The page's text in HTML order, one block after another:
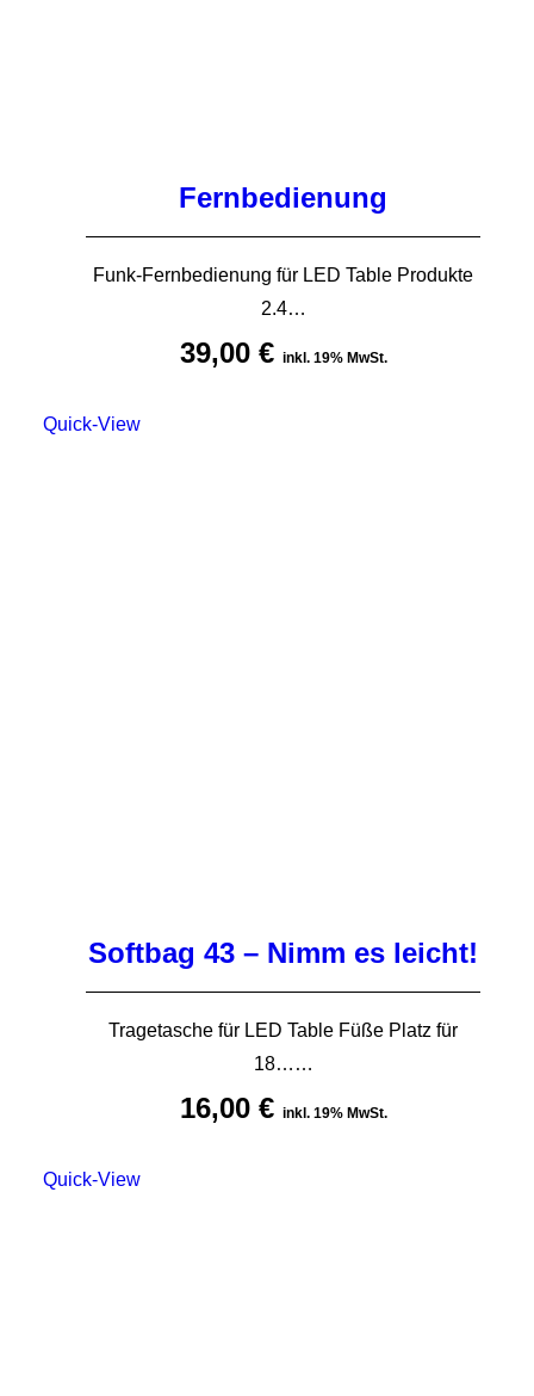
Fernbedienung
Funk-Fernbedienung für LED Table Produkte
2.4…
39,00 € inkl. 19% MwSt.
Quick-View
Softbag 43 – Nimm es leicht!
Tragetasche für LED Table Füße Platz für
18……
16,00 € inkl. 19% MwSt.
Quick-View